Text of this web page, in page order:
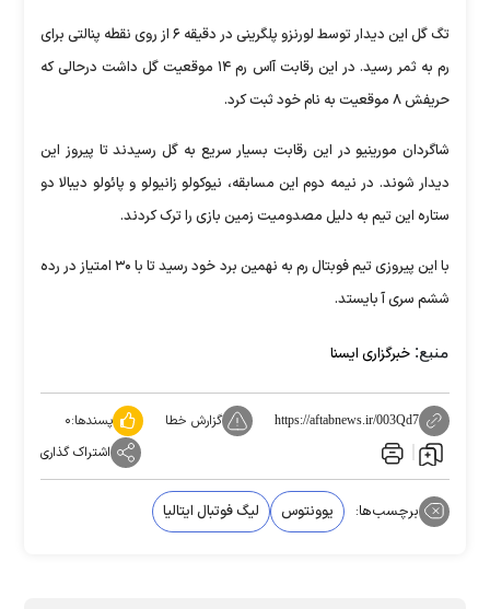
تگ گل این دیدار توسط لورنزو پلگرینی در دقیقه ۶ از روی نقطه پنالتی برای
رم به ثمر رسید. در این رقابت‌ آاس رم ۱۴ موقعیت گل داشت درحالی که
حریفش ۸ موقعیت به نام خود ثبت کرد.
شاگردان مورینیو در این رقابت بسیار سریع به گل رسیدند تا پیروز این
دیدار شوند. در نیمه دوم این مسابقه، نیوکولو زانیولو و پائولو دیبالا دو
ستاره این تیم به دلیل مصدومیت زمین بازی را ترک کردند.
با این پیروزی تیم فوبتال رم به نهمین برد خود رسید تا با ۳۰ امتیاز در رده
ششم سری آ بایستد.
منبع: خبرگزاری ایسنا
https://aftabnews.ir/003Qd7 گزارش خطا پسندها:۰
اشتراک گذاری
برچسب‌ها: یوونتوس لیگ فوتبال ایتالیا